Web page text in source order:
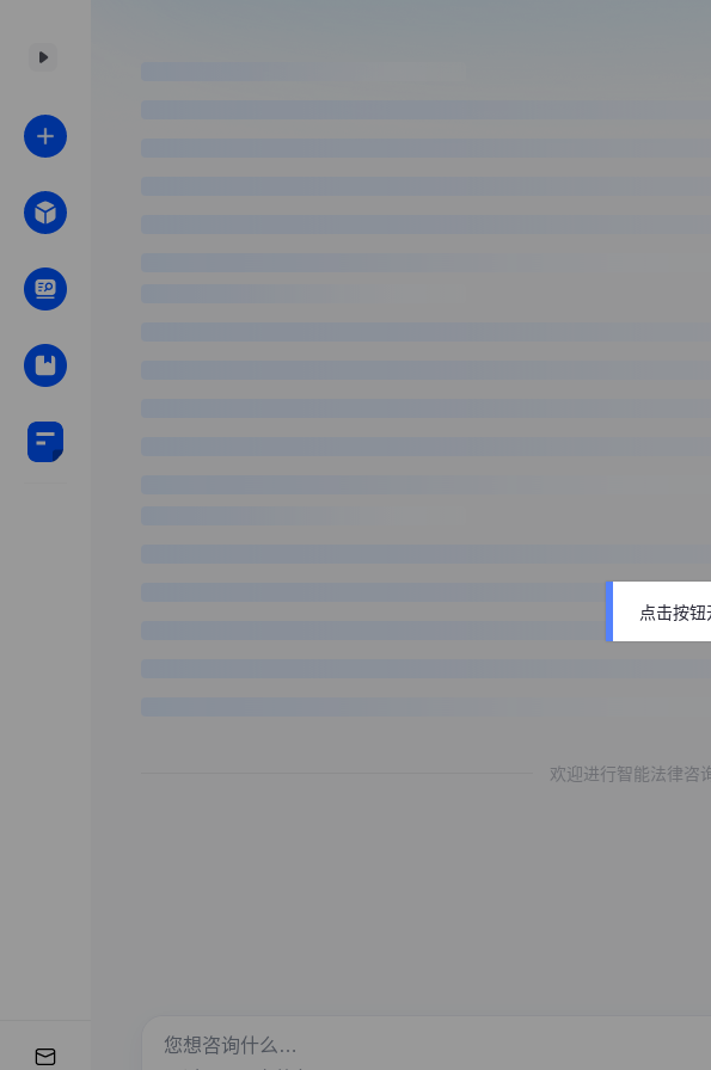
欢迎进行智能法律咨
点击按